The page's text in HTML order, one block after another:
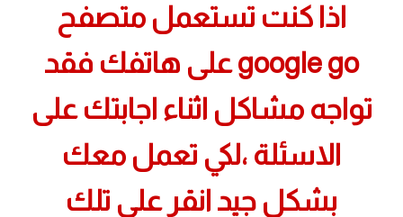
اذا كنت تستعمل متصفح
google go على هاتفك فقد
تواجه مشاكل اثناء اجابتك على
الاسئلة ،لكي تعمل معك
بشكل جيد انقر على تلك